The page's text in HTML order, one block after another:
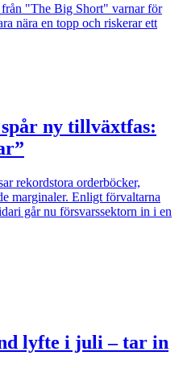
"The Big Short" varnar för
nära en topp och riskerar ett
ny tillväxtfas:
rekordstora orderböcker,
marginaler. Enligt förvaltarna
går nu försvarssektorn in i en
lyfte i juli – tar in